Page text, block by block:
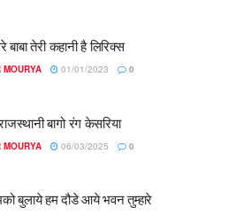
बाबा तेरी कहानी है लिरिक्स
MOURYA 01/01/2023 0
बागो रंग केसरिया
MOURYA 06/03/2025 0
बुलाये हम दौडे आये भवन तुम्हारे